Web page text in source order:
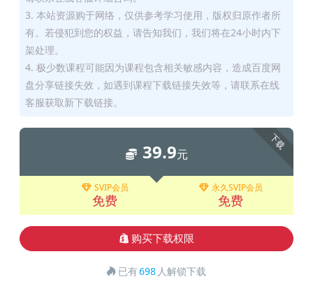
3. 本站资源购于网络，仅供参考学习使用，版权归原作者所
有。若侵犯到您的权益，请告知我们，我们将在24小时内下
架处理。
4. 极少数课程可能因为课程包含相关敏感内容，造成百度网
盘分享链接失效，如遇到课程下载链接失效等，请联系在线
客服获取新下载链接。
下载
39.9元
SVIP会员
免费
永久SVIP会员
免费
购买下载权限
已有698 人解锁下载